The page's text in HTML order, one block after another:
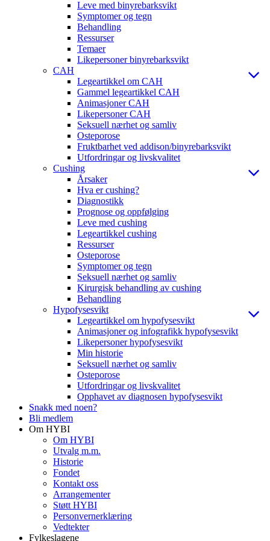
Leve med binyrebarksvikt
Symptomer og tegn
Behandling
Ressurser
Temaer
Likepersoner binyrebarksvikt
CAH
Legeartikkel om CAH
Gammel legeartikkel CAH
Animasjoner CAH
Likepersoner CAH
Seksuell nærhet og samliv
Osteporose
Fruktbarhet ved addison/binyrebarksvikt
Utfordringar og livskvalitet
Cushing
Årsaker
Hva er cushing?
Diagnostikk
Prognose og oppfølging
Leve med cushing
Legeartikkel cushing
Ressurser
Osteporose
Symptomer og tegn
Seksuell nærhet og samliv
Kirurgisk behandling av cushing
Behandling
Hypofysesvikt
Legeartikkel om hypofysesvikt
Animasjoner og infografikk hypofysesvikt
Likepersoner hypofysesvikt
Min historie
Seksuell nærhet og samliv
Osteporose
Utfordringar og livskvalitet
Opphavet av diagnosen hypofysesvikt
Snakk med noen?
Bli medlem
Om HYBI
Om HYBI
Utvalg m.m.
Historie
Fondet
Kontakt oss
Arrangementer
Støtt HYBI
Personvernerklæring
Vedtekter
Fylkeslagene